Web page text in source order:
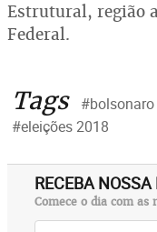
Estrutural, região
Federal.
Tags #bolsonaro
#eleições 2018
RECEBA
Comece o dia com as